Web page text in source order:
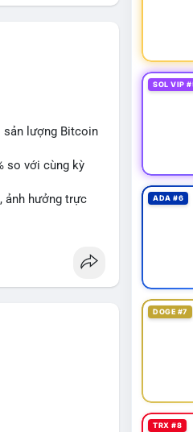
sản lượng Bitcoin
so với cùng kỳ
ảnh hưởng trực
SOL VIP
ADA #6
DOGE #7
TRX #8